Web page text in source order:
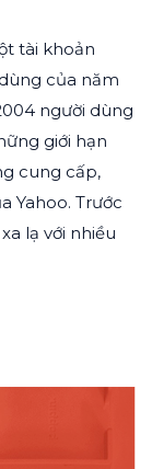
tài khoản
của năm
người dùng
giới hạn
cung cấp,
Yahoo. Trước
lạ với nhiều